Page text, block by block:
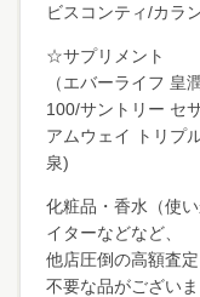
ビスコンティ/カラ
☆サプリメント
（エバーライフ 皇
100/サントリー セ
アムウェイ トリプ
泉)
化粧品・香水（使
イターなどなど、
他店圧倒の高額査
不要な品がござい